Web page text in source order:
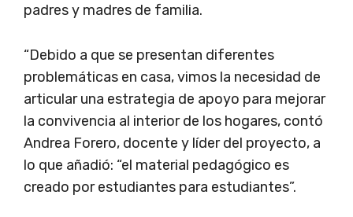
padres y madres de familia.
“Debido a que se presentan diferentes
problemáticas en casa, vimos la necesidad de
articular una estrategia de apoyo para mejorar
la convivencia al interior de los hogares, contó
Andrea Forero, docente y líder del proyecto, a
lo que añadió: “el material pedagógico es
creado por estudiantes para estudiantes”.